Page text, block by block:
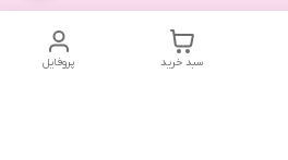
پروفایل سبد خرید